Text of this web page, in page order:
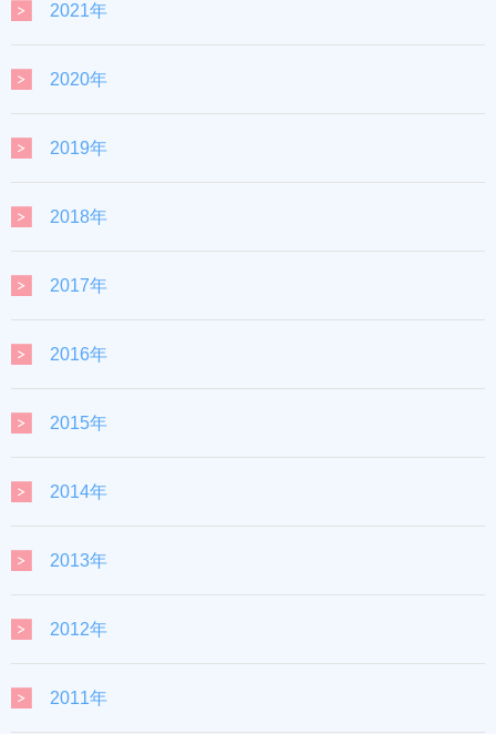
2021年
2020年
2019年
2018年
2017年
2016年
2015年
2014年
2013年
2012年
2011年